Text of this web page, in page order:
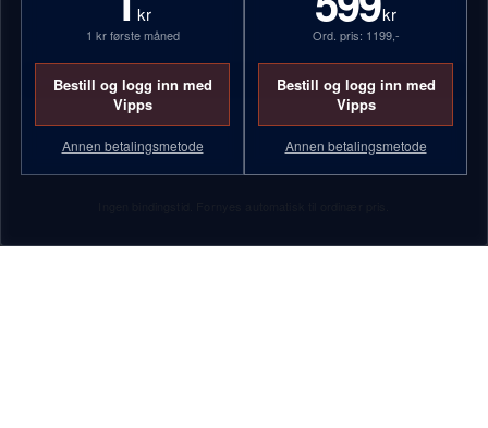
kr
1 kr første måned
Bestill og logg inn med
Vipps
Annen betalingsmetode
kr
Ord. pris: 1199,-
Bestill og logg inn med
Vipps
Annen betalingsmetode
Annonser